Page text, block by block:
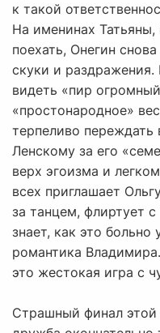
к такой
На именинах Татьяны,
поехать, Онегин
скуки и
видеть «пир
«простонародное»
терпеливо переждать
Ленскому за его
верх эгоизма и
всех приглашает
за танцем, флиртует
знает, как это
романтика
это жестокая игра с
Страшный финал